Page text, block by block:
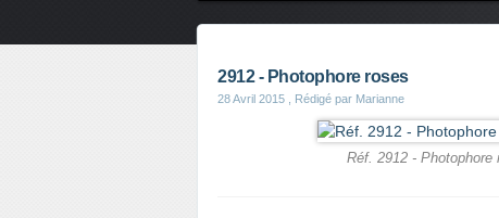
2912 - Photophore roses
28 Avril 2015 , Rédigé par Marianne
Réf. 2912 - Photophore